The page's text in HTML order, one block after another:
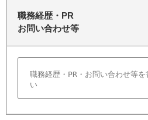
職務経歴・PR
お問い合わせ等